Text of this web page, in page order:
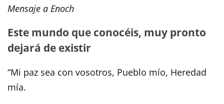
Mensaje a Enoch
Este mundo que conocéis, muy pronto
dejará de existir
“Mi paz sea con vosotros, Pueblo mío, Heredad
mía.